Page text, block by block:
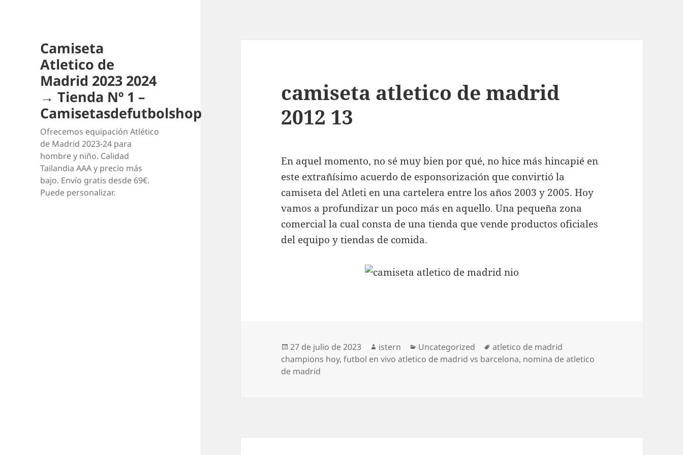
Camiseta
Atletico de
Madrid 2023 2024
→ Tienda Nº 1 –
Camisetasdefutbolshop
Ofrecemos equipación Atlético
de Madrid 2023-24 para
hombre y niño. Calidad
Tailandia AAA y precio más
bajo. Envío gratis desde 69€.
Puede personalizar.
camiseta atletico de madrid
2012 13
En aquel momento, no sé muy bien por qué, no hice más hincapié en
este extrañísimo acuerdo de esponsorización que convirtió la
camiseta del Atleti en una cartelera entre los años 2003 y 2005. Hoy
vamos a profundizar un poco más en aquello. Una pequeña zona
comercial la cual consta de una tienda que vende productos oficiales
del equipo y tiendas de comida.
Publicado
el
27 de julio de 2023 Autor
istern Categorías
Uncategorized Etiquetas
atletico de madrid
champions hoy,futbol en vivo atletico de madrid vs barcelona, nomina de atletico
de madrid